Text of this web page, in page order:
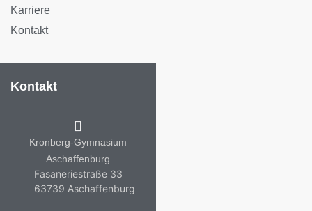
Karriere
Kontakt
Kontakt
Kronberg-Gymnasium
Aschaffenburg
Fasaneriestraße 33
63739 Aschaffenburg